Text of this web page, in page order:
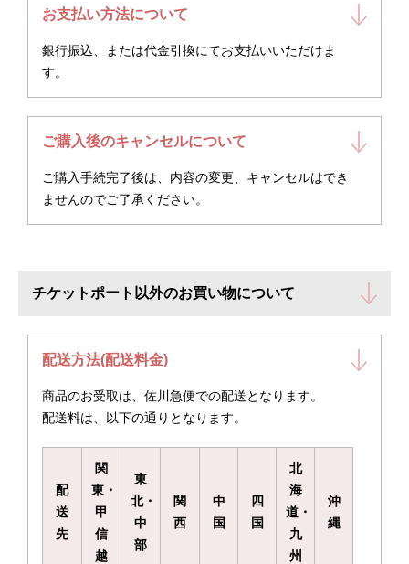
お支払い方法について
銀行振込、または代金引換にてお支払いいただけま
す。
ご購入後のキャンセルについて
ご購入手続完了後は、内容の変更、キャンセルはでき
ませんのでご了承ください。
チケットポート以外のお買い物について
配送方法(配送料金)
商品のお受取は、佐川急便での配送となります。
配送料は、以下の通りとなります。
配
送
先
関
東・
甲
信
越
東
北・
中
部
関
西
中
国
四
国
北
海
道・
九
州
沖
縄